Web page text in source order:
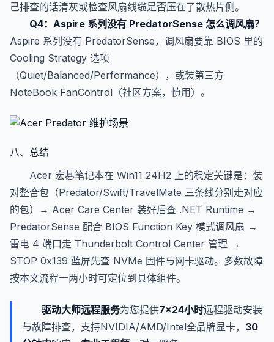
己排查的话清灰或检查风扇线缆是否压在了散热片侧。
Q4：Aspire 系列没有 PredatorSense 怎么调风扇？
Aspire 系列没有 PredatorSense，调风扇要靠 BIOS 里的
Cooling Strategy 选项
（Quiet/Balanced/Performance），或装第三方
NoteBook FanControl（社区方案，慎用）。
八、总结
Acer 宏碁笔记本在 Win11 24H2 上的稳定关键是：装
对整合包（Predator/Swift/TravelMate 三条线分别走对应
的包）→ Acer Care Center 装好后查 .NET Runtime →
PredatorSense 配合 BIOS Function Key 模式调风扇 →
雷电 4 端口走 Thunderbolt Control Center 管理 →
STOP 0x139 蓝屏先查 NVMe 固件与网卡驱动。多数故障
按本文流程一两小时可定位到具体组件。
驱动大师远程服务为您提供7×24小时远程驱动安装
与故障排查，支持NVIDIA/AMD/Intel全品牌显卡， 30